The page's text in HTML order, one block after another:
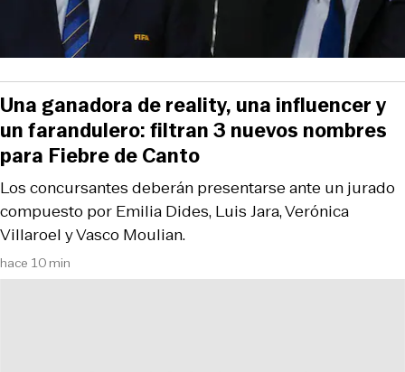
hace 10 min
Los concursantes deberán presentarse ante un jurado
compuesto por Emilia Dides, Luis Jara, Verónica
Villaroel y Vasco Moulian.
Una ganadora de reality, una influencer y
un farandulero: filtran 3 nuevos nombres
para Fiebre de Canto